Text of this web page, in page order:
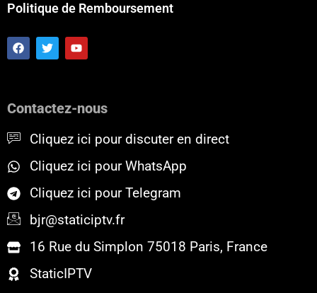
Politique de Remboursement
F
a
c
o
T
w
i
r
Y
o
u
e
Contactez-nous
Cliquez ici pour discuter en direct
Cliquez ici pour WhatsApp
Cliquez ici pour Telegram
bjr@staticiptv.fr
16 Rue du Simplon 75018 Paris, France
StaticIPTV